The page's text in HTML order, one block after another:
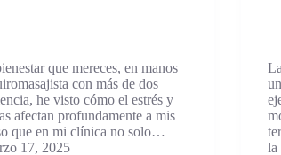
que mereces, en manos
con más de dos
he visto cómo el estrés y
afectan profundamente a mis
que en mi clínica no solo…
17, 2025
la